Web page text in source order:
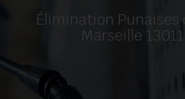
Élimination Punaises
Marseille 13011